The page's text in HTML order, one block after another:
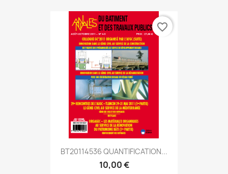
BT20114536 QUANTIFICATION...
10,00 €
favorite_border